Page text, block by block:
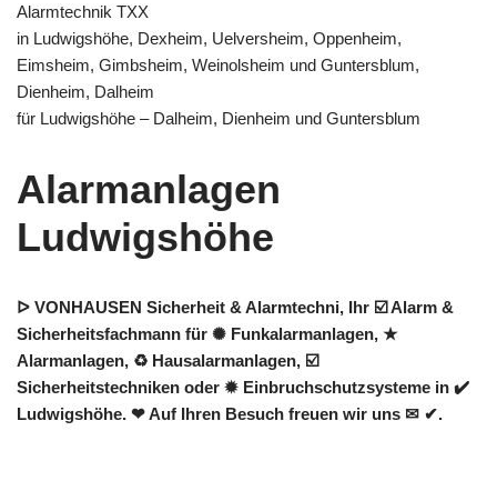
Alarmtechnik TXX
in Ludwigshöhe, Dexheim, Uelversheim, Oppenheim,
Eimsheim, Gimbsheim, Weinolsheim und Guntersblum,
Dienheim, Dalheim
für Ludwigshöhe – Dalheim, Dienheim und Guntersblum
Alarmanlagen
Ludwigshöhe
ᐅ VONHAUSEN Sicherheit & Alarmtechni, Ihr ☑️ Alarm &
Sicherheitsfachmann für ✺ Funkalarmanlagen, ★
Alarmanlagen, ♻ Hausalarmanlagen, ☑️
Sicherheitstechniken oder ✹ Einbruchschutzsysteme in ✔️
Ludwigshöhe. ❤ Auf Ihren Besuch freuen wir uns ✉ ✔.